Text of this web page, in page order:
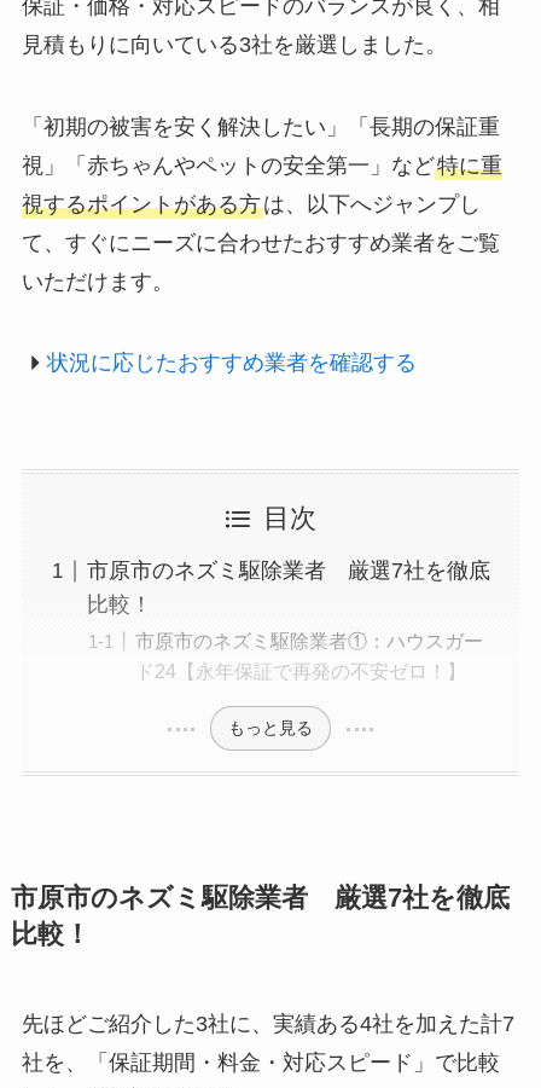
保証・価格・対応スピードのバランスが良く、相
見積もりに向いている3社を厳選しました。
「初期の被害を安く解決したい」「長期の保証重
視」「赤ちゃんやペットの安全第一」など特に重
視するポイントがある方は、以下へジャンプし
て、すぐにニーズに合わせたおすすめ業者をご覧
いただけます。
状況に応じたおすすめ業者を確認する
目次
市原市のネズミ駆除業者 厳選7社を徹底
比較！
市原市のネズミ駆除業者①：ハウスガー
ド24【永年保証で再発の不安ゼロ！】
もっと見る
市原市のネズミ駆除業者 厳選7社を徹底
比較！
先ほどご紹介した3社に、実績ある4社を加えた計7
社を、「保証期間・料金・対応スピード」で比較